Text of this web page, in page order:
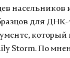
насельников
для ДНК-
который
Storm. По